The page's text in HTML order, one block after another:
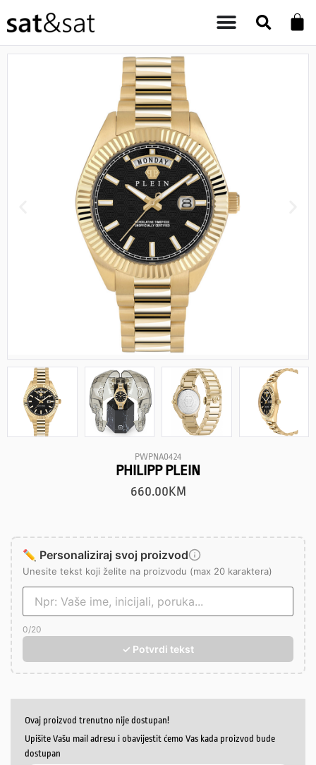
PWPNA0424
PHILIPP PLEIN
660.00KM
✏️ Personaliziraj svoj proizvod
Unesite tekst koji želite na proizvodu (max 20 karaktera)
0/20
✓ Potvrdi tekst
Ovaj proizvod trenutno nije dostupan!
Upišite Vašu mail adresu i obavijestit ćemo Vas kada proizvod bude
dostupan